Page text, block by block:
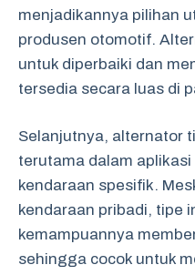
menjadikannya pilihan
produsen otomotif.
untuk diperbaiki dan
tersedia secara luas di
Selanjutnya, alternator
terutama dalam
kendaraan spesifik.
kendaraan pribadi, tipe
kemampuannya
sehingga cocok untuk